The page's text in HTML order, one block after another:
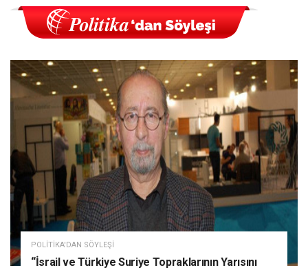
POLITIKA'DAN SÖYLEŞI
“İsrail ve Türkiye Suriye Topraklarının Yarısını